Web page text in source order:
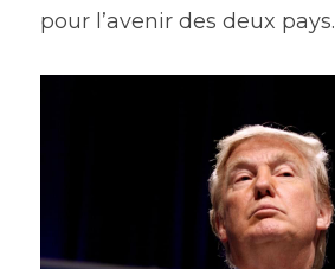
pour l’avenir des deux pays.